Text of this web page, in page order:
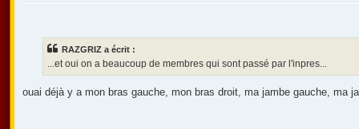
RAZGRIZ a écrit :
...et oui on a beaucoup de membres qui sont passé par l'inpres...
ouai déjà y a mon bras gauche, mon bras droit, ma jambe gauche, ma